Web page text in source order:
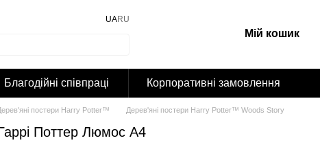
UARU
Мій кошик
Благодійні співпраці Корпоративні замовлення
постери Harry Potter™ Дерев'яні постери Harry Potter™ Woods Story
Поттер Люмос А4